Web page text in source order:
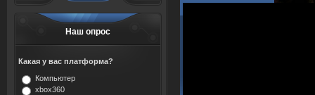
Наш опрос
Какая у вас платформа?
Компьютер
xbox360